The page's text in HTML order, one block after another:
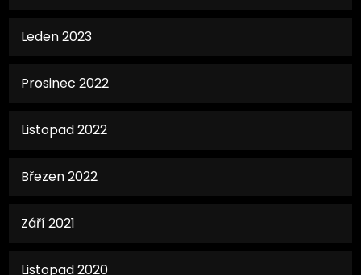
Leden 2023
Prosinec 2022
Listopad 2022
Březen 2022
Září 2021
Listopad 2020